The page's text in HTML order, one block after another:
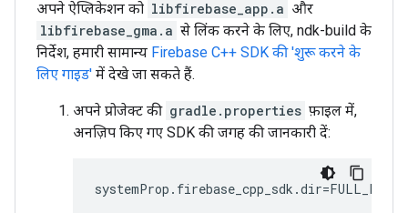
अपने ऐप्लिकेशन को libfirebase_app.a और
libfirebase_gma.a से लिंक करने के लिए, ndk-build के
निर्देश, हमारी सामान्य Firebase C++ SDK की 'शुरू करने के
लिए गाइड' में देखे जा सकते हैं.
अपने प्रोजेक्ट की gradle.properties फ़ाइल में,
अनज़िप किए गए SDK की जगह की जानकारी दें: